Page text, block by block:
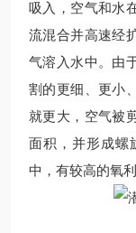
吸入，空气和水
流混合并高速经
气溶入水中。由
割的更细、更小
就更大，空气被
面积，并形成螺
中，有较高的氧利